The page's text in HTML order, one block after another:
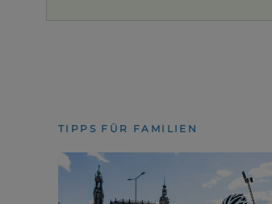
TIPPS FÜR FAMILIEN